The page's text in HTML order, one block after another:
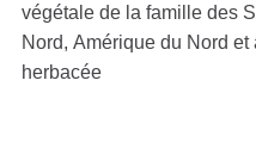
végétale de la famille des
Nord, Amérique du Nord
herbacée